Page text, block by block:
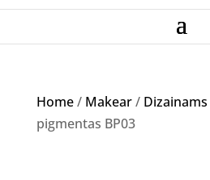
Home/ Makear/ Dizainams
pigmentas BP03